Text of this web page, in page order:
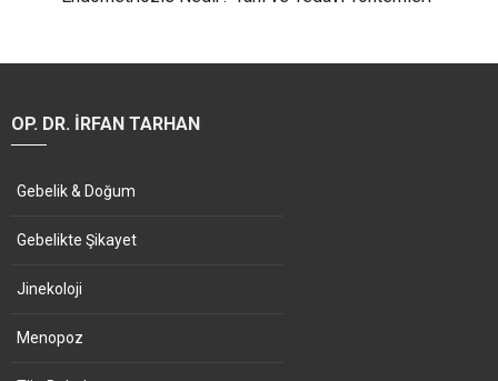
OP. DR. İRFAN TARHAN
Gebelik & Doğum
Gebelikte Şikayet
Jinekoloji
Menopoz